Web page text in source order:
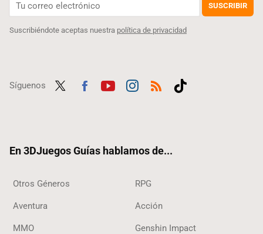
SUSCRIBIR
Suscribiéndote aceptas nuestra política de privacidad
Síguenos
En 3DJuegos Guías hablamos de...
Otros Géneros RPG
Aventura Acción
MMO Genshin Impact